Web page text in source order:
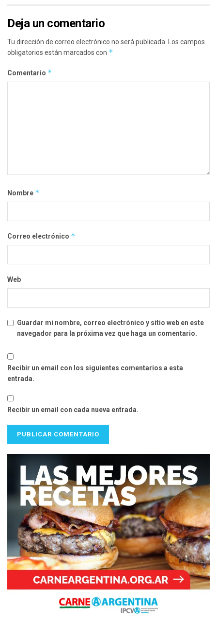
Deja un comentario
Tu dirección de correo electrónico no será publicada. Los campos
obligatorios están marcados con *
Comentario *
Nombre *
Correo electrónico *
Web
Guardar mi nombre, correo electrónico y sitio web en este
navegador para la próxima vez que haga un comentario.
Recibir un email con los siguientes comentarios a esta
entrada.
Recibir un email con cada nueva entrada.